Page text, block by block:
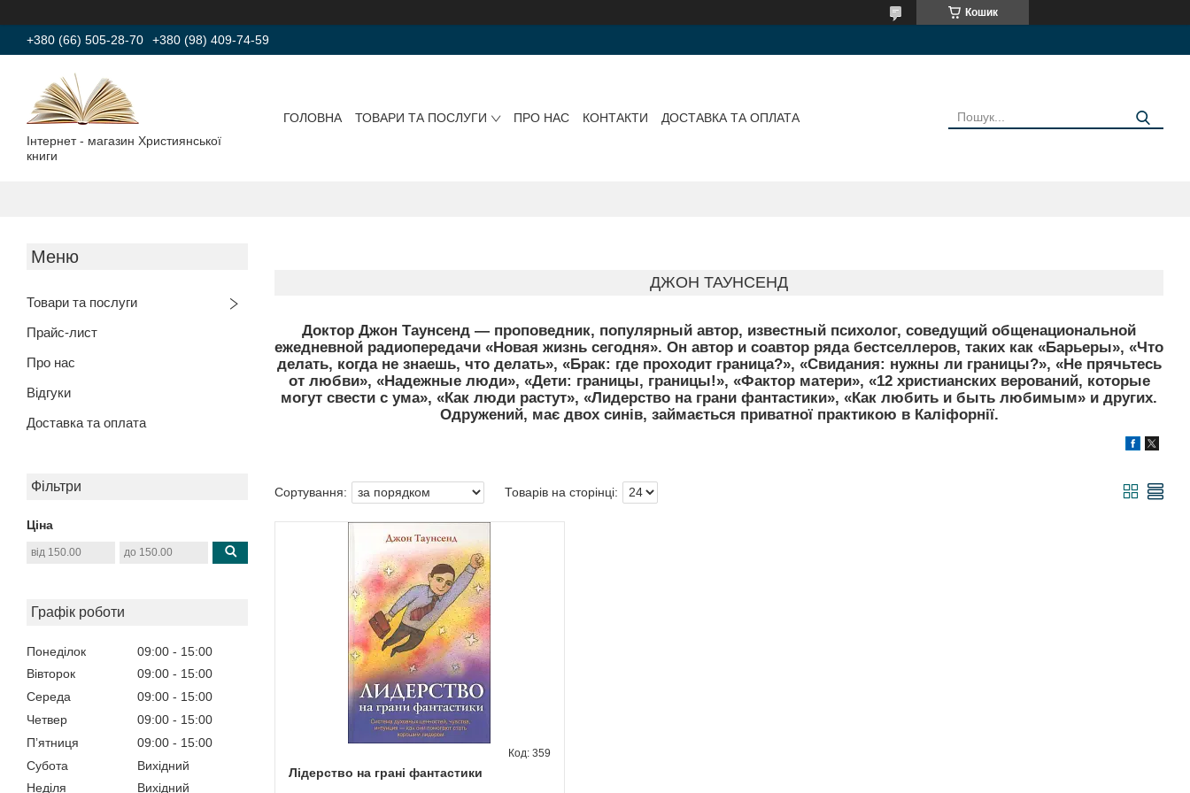
Кошик
+380 (66) 505-28-70 +380 (98) 409-74-59
Інтернет - магазин Християнської
книги
ГОЛОВНА ТОВАРИ ТА ПОСЛУГИ ПРО НАС КОНТАКТИ ДОСТАВКА ТА ОПЛАТА
Товари та послуги
Прайс-лист
Про нас
Відгуки
Доставка та оплата
Фільтри
Ціна
Графік роботи
Понеділок 09:00
15:00
Вівторок
09:00
15:00
Середа
09:00
15:00
Четвер
09:00
15:00
Пʼятниця
09:00
15:00
Субота
Вихідний
Неділя
Вихідний
ДЖОН ТАУНСЕНД
Доктор Джон Таунсенд — проповедник, популярный автор, известный психолог, соведущий общенациональной
ежедневной радиопередачи «Новая жизнь сегодня». Он автор и соавтор ряда бестселлеров, таких как «Барьеры», «Что
делать, когда не знаешь, что делать», «Брак: где проходит граница?», «Свидания: нужны ли границы?», «Не прячьтесь
от любви», «Надежные люди», «Дети: границы, границы!», «Фактор матери», «12 христианских верований, которые
могут свести с ума», «Как люди растут», «Лидерство на грани фантастики», «Как любить и быть любимым» и других.
Одружений, має двох синів, займається приватної практикою в Каліфорнії.
Лідерство на грані фантастики
359